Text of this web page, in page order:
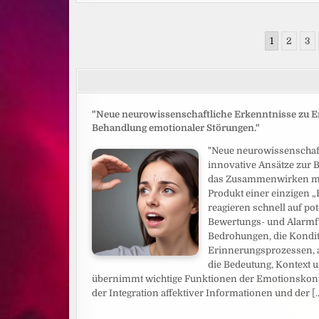
OKTOBER
Seitennummerierung1 2 3
"Neue neurowissenschaftliche Erkenntnisse zu
Behandlung emotionaler Störungen."
"Neue
innovative Ansätze zur
das Zusammenwirken
Produkt einer einzigen
reagieren schnell auf
Bewertungs- und
Bedrohungen, die
Erinnerungsprozessen,
die Bedeutung, Kontext
übernimmt wichtige Funktionen der
der Integration affektiver Informationen und der